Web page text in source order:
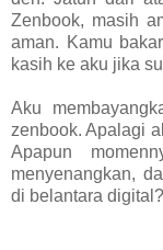
Zenbook, masih
aman. Kamu
kasih ke aku jika
Aku
zenbook. Apalagi
Apapun
menyenangkan,
di belantara